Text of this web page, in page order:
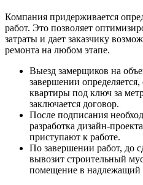
Компания придерживается
работ. Это позволяет
затраты и дает заказчику
ремонта на любом этапе.
Выезд замерщиков на
завершении определяется,
квартиры под ключ за
заключается договор.
После подписания
разработка дизайн-
приступают к работе.
По завершении работ, до
вывозит строительный
помещение в надлежащий